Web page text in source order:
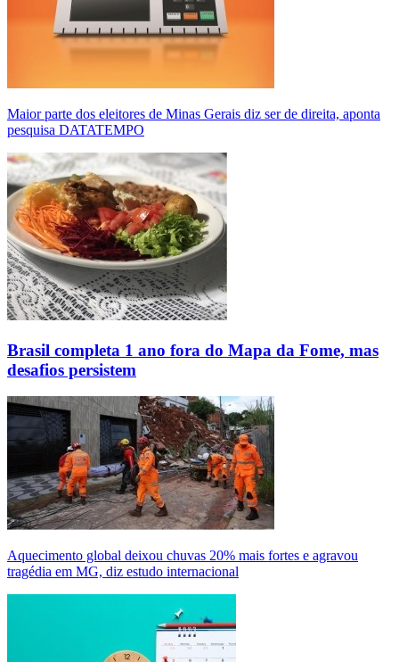
Maior parte dos eleitores de Minas Gerais diz ser de direita, aponta
pesquisa DATATEMPO
Brasil completa 1 ano fora do Mapa da Fome, mas
desafios persistem
Aquecimento global deixou chuvas 20% mais fortes e agravou
tragédia em MG, diz estudo internacional